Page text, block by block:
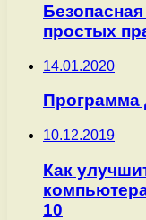
простых
14.01.2020
Программа
10.12.2019
Как
10